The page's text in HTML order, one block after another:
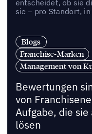
entscheidet, ob sie
sie – pro Standort,
Blogs
Franchise-Marken
Management von
Bewertungen
von
Aufgabe, die
lösen